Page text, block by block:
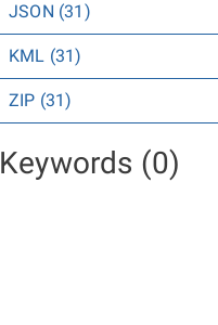
JSON (31)
KML (31)
ZIP (31)
Keywords (0)